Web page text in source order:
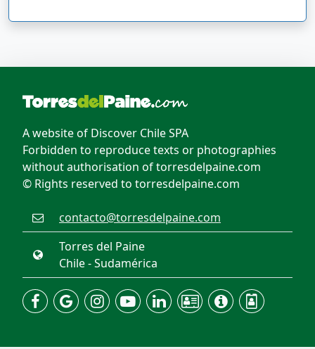
A website of Discover Chile SPA
Forbidden to reproduce texts or photographies
without authorisation of torresdelpaine.com
© Rights reserved to torresdelpaine.com
contacto@torresdelpaine.com
Torres del Paine
Chile - Sudamérica